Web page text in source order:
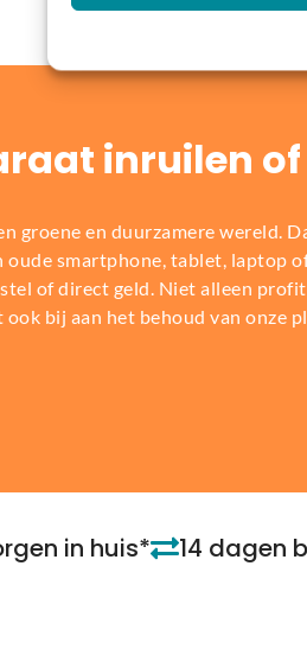
inruilen of
groene en duurzamere wereld.
oude smartphone, tablet, laptop
of direct geld. Niet alleen
bij aan het behoud van onze
in huis* 14 dagen